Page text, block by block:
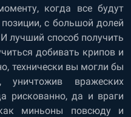
когда все будут
с большой долей
лучший способ получить
добивать крипов и
технически вы могли бы
уничтожив вражеских
рискованно, да и враги
миньоны повсюду и